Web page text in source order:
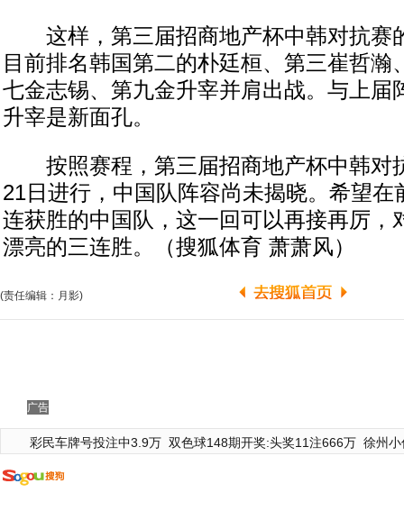
这样，第三届招商地产杯中韩对抗赛
目前排名韩国第二的朴廷桓、第三崔哲瀚
七金志锡、第九金升宰并肩出战。与上届
升宰是新面孔。
按照赛程，第三届招商地产杯中韩对
21日进行，中国队阵容尚未揭晓。希望在
连获胜的中国队，这一回可以再接再厉，
漂亮的三连胜。（搜狐体育 萧萧风）
(责任编辑：月影)
广告
彩民车牌号投注中3.9万 双色球148期开奖:头奖11注666万 徐州